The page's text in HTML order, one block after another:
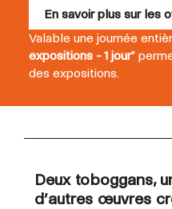
En savoir plus sur les
Valable une journée
expositions - 1 jour"
des expositions.
Deux toboggans,
d’autres œuvres